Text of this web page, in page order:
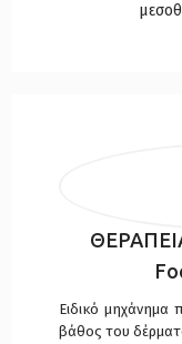
Eιδικό μηχάνημα
βάθος του